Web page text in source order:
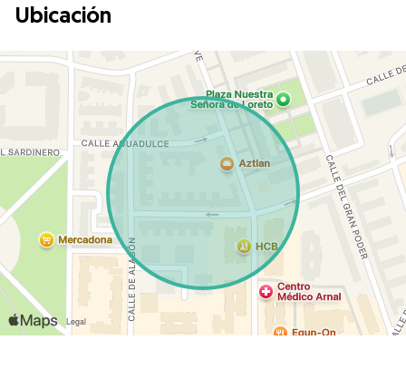
Ubicación